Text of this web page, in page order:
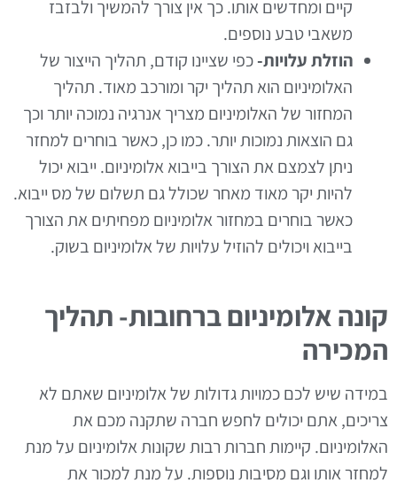
קיים ומחדשים אותו. כך אין צורך להמשיך ולבזבז
משאבי טבע נוספים.
הוזלת עלויות-כפי שציינו קודם, תהליך הייצור של
האלומיניום הוא תהליך יקר ומורכב מאוד. תהליך
המחזור של האלומיניום מצריך אנרגיה נמוכה יותר וכך
גם הוצאות נמוכות יותר. כמו כן, כאשר בוחרים למחזר
ניתן לצמצם את הצורך בייבוא אלומיניום. ייבוא יכול
להיות יקר מאוד מאחר שכולל גם תשלום של מס ייבוא.
כאשר בוחרים במחזור אלומיניום מפחיתים את הצורך
בייבוא ויכולים להוזיל עלויות של אלומיניום בשוק.
קונה אלומיניום ברחובות- תהליך
המכירה
במידה שיש לכם כמויות גדולות של אלומיניום שאתם לא
צריכים, אתם יכולים לחפש חברה שתקנה מכם את
האלומיניום. קיימות חברות רבות שקונות אלומיניום על מנת
למחזר אותו וגם מסיבות נוספות. על מנת למכור את